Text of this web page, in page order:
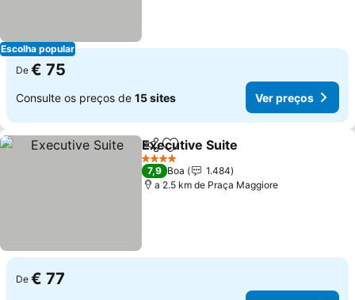
Escolha popular
De € 75
Consulte os preços de 15 sites Ver preços
PartilharAdicionar aos favoritos
Executive Suite
4 Estrelas
7,9 Boa
1.484
a 2.5 km de Praça Maggiore
De € 77